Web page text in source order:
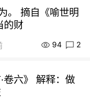
。 摘自《喻世明
的财
94 2
卷六》 解释：做